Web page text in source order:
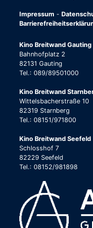
Impressum -
Kino Breitwand Gauting
Bahnhofplatz 2
82131 Gauting
Tel.: 089/89501000
Kino Breitwand
Wittelsbacherstraße 10
82319 Starnberg
Tel.: 08151/971800
Kino Breitwand Seefeld
Schlosshof 7
82229 Seefeld
Tel.: 08152/981898